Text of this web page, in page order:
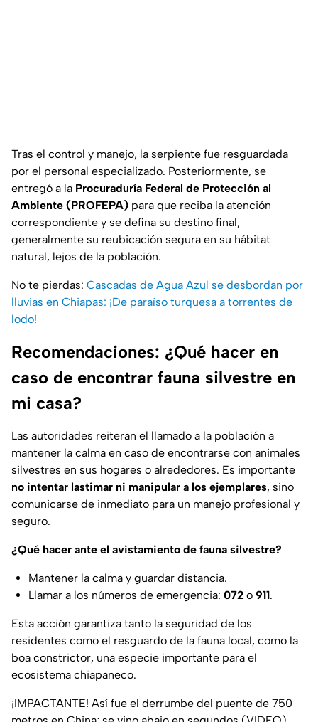
Tras el control y manejo, la serpiente fue resguardada
por el personal especializado. Posteriormente, se
entregó a la Procuraduría Federal de Protección al
Ambiente (PROFEPA) para que reciba la atención
correspondiente y se defina su destino final,
generalmente su reubicación segura en su hábitat
natural, lejos de la población.
No te pierdas: Cascadas de Agua Azul se desbordan por
lluvias en Chiapas: ¡De paraíso turquesa a torrentes de
lodo!
Recomendaciones: ¿Qué hacer en
caso de encontrar fauna silvestre en
mi casa?
Las autoridades reiteran el llamado a la población a
mantener la calma en caso de encontrarse con animales
silvestres en sus hogares o alrededores. Es importante
no intentar lastimar ni manipular a los ejemplares, sino
comunicarse de inmediato para un manejo profesional y
seguro.
¿Qué hacer ante el avistamiento de fauna silvestre?
Mantener la calma y guardar distancia.
Llamar a los números de emergencia: 072 o 911.
Esta acción garantiza tanto la seguridad de los
residentes como el resguardo de la fauna local, como la
boa constrictor, una especie importante para el
ecosistema chiapaneco.
¡IMPACTANTE! Así fue el derrumbe del puente de 750